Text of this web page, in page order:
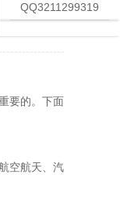
要的。下面
空航天、汽
QQ3211299319